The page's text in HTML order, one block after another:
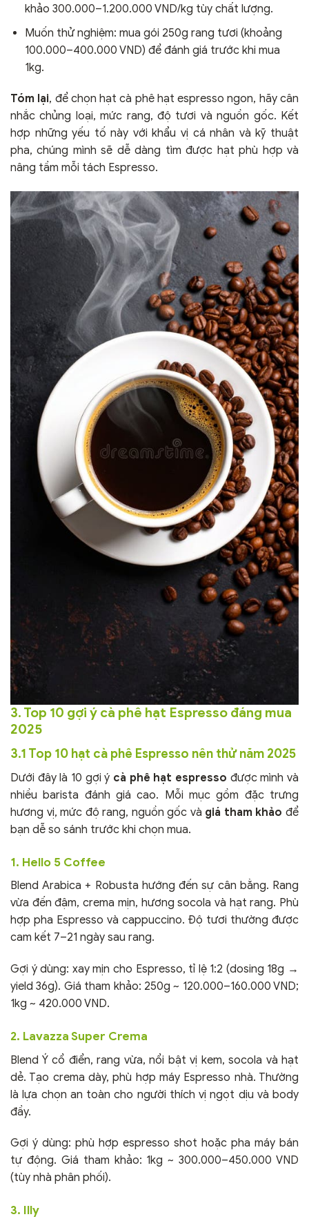
khảo 300.000–1.200.000 VND/kg tùy chất lượng.
Muốn thử nghiệm: mua gói 250g rang tươi (khoảng
100.000–400.000 VND) để đánh giá trước khi mua
1kg.
Tóm lại, để chọn hạt cà phê hạt espresso ngon, hãy cân
nhắc chủng loại, mức rang, độ tươi và nguồn gốc. Kết
hợp những yếu tố này với khẩu vị cá nhân và kỹ thuật
pha, chúng mình sẽ dễ dàng tìm được hạt phù hợp và
nâng tầm mỗi tách Espresso.
3. Top 10 gợi ý cà phê hạt Espresso đáng mua
2025
3.1 Top 10 hạt cà phê Espresso nên thử năm 2025
Dưới đây là 10 gợi ý cà phê hạt espresso được mình và
nhiều barista đánh giá cao. Mỗi mục gồm đặc trưng
hương vị, mức độ rang, nguồn gốc và giá tham khảo để
bạn dễ so sánh trước khi chọn mua.
1. Hello 5 Coffee
Blend Arabica + Robusta hướng đến sự cân bằng. Rang
vừa đến đậm, crema mịn, hương socola và hạt rang. Phù
hợp pha Espresso và cappuccino. Độ tươi thường được
cam kết 7–21 ngày sau rang.
Gợi ý dùng: xay mịn cho Espresso, tỉ lệ 1:2 (dosing 18g →
yield 36g). Giá tham khảo: 250g ~ 120.000–160.000 VND;
1kg ~ 420.000 VND.
2. Lavazza Super Crema
Blend Ý cổ điển, rang vừa, nổi bật vị kem, socola và hạt
dẻ. Tạo crema dày, phù hợp máy Espresso nhà. Thường
là lựa chọn an toàn cho người thích vị ngọt dịu và body
đầy.
Gợi ý dùng: phù hợp espresso shot hoặc pha máy bán
tự động. Giá tham khảo: 1kg ~ 300.000–450.000 VND
(tùy nhà phân phối).
3. Illy